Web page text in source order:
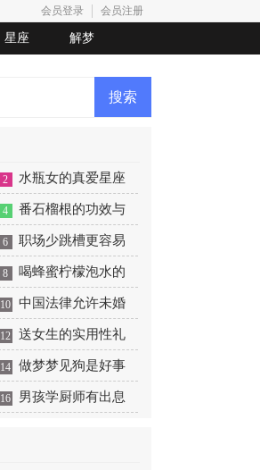
会员登录 会员注册
星座 解梦
2 水瓶女的真爱星座
4 番石榴根的功效与
作用
6 职场少跳槽更容易
收获成功
8 喝蜂蜜柠檬泡水的
功效和好处
10 中国法律允许未婚
生子吗
12 送女生的实用性礼
物
14 做梦梦见狗是好事
还是坏事
16 男孩学厨师有出息